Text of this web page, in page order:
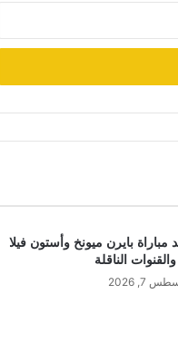
مباراة بايرن ميونخ وأستون فيلا
الناقلة
7, 2026